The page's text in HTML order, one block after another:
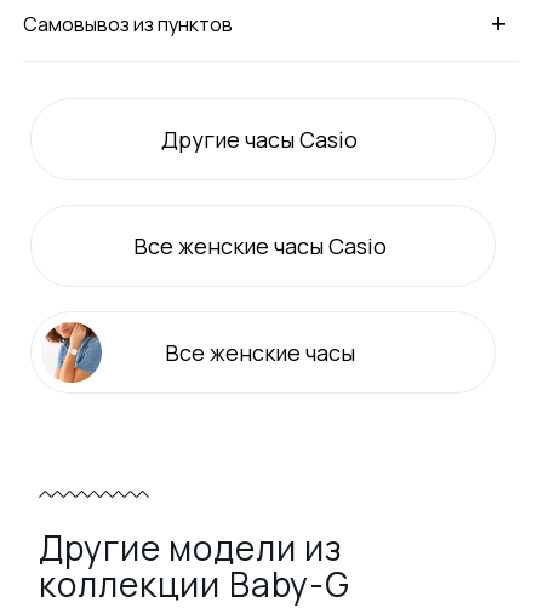
+
Самовывоз из пунктов
Другие часы Casio
Все женские часы Casio
Все женские часы
Другие модели из
коллекции Baby-G